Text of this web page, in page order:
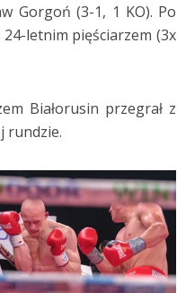
Gorgoń (3-1, 1 KO). Po
letnim pięściarzem (3x
Białorusin przegrał z
rundzie.